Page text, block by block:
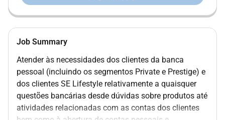
Job Summary
Atender às necessidades dos clientes da banca
pessoal (incluindo os segmentos Private e Prestige) e
dos clientes SE Lifestyle relativamente a quaisquer
questões bancárias desde dúvidas sobre produtos até
atividades relacionadas com as contas dos clientes